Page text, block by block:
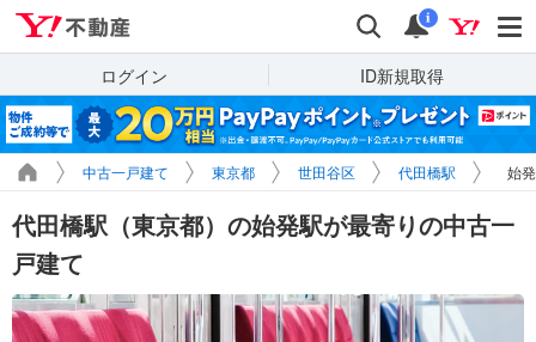
検索 通知
i
ログイン ID新規取得
中古一戸建て 東京都 世田谷区 代田橋駅 始
代田橋駅（東京都）の始発駅が最寄りの中古一
戸建て